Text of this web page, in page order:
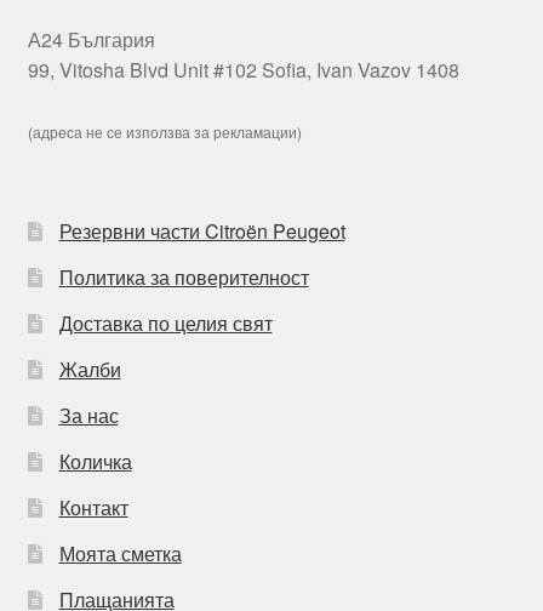
А24 България
99, Vitosha Blvd Unit #102 Sofia, Ivan Vazov 1408
(адреса не се използва за рекламации)
Резервни части Citroën Peugeot
Политика за поверителност
Доставка по целия свят
Жалби
За нас
Количка
Контакт
Моята сметка
Плащанията